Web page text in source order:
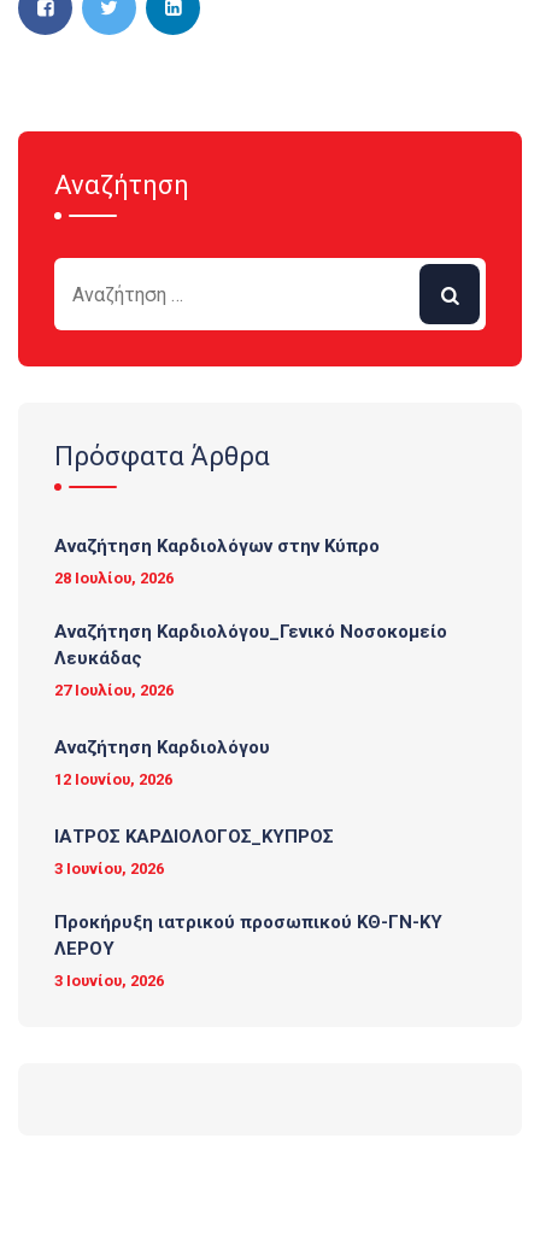
Αναζήτηση
Πρόσφατα Άρθρα
Αναζήτηση Καρδιολόγων στην Κύπρο
28 Ιουλίου, 2026
Αναζήτηση Καρδιολόγου_Γενικό Νοσοκομείο
Λευκάδας
27 Ιουλίου, 2026
Αναζήτηση Καρδιολόγου
12 Ιουνίου, 2026
ΙΑΤΡΟΣ ΚΑΡΔΙΟΛΟΓΟΣ_ΚΥΠΡΟΣ
3 Ιουνίου, 2026
Προκήρυξη ιατρικού προσωπικού ΚΘ-ΓΝ-ΚΥ
ΛΕΡΟΥ
3 Ιουνίου, 2026